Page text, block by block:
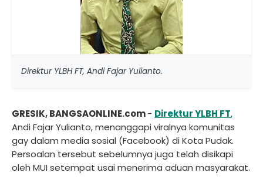
Direktur YLBH FT, Andi Fajar Yulianto.
GRESIK, BANGSAONLINE.com- DirekturYLBH FT,
Andi Fajar Yulianto, menanggapi viralnya komunitas
gay dalam media sosial (Facebook) di Kota Pudak.
Persoalan tersebut sebelumnya juga telah disikapi
oleh MUI setempat usai menerima aduan masyarakat.